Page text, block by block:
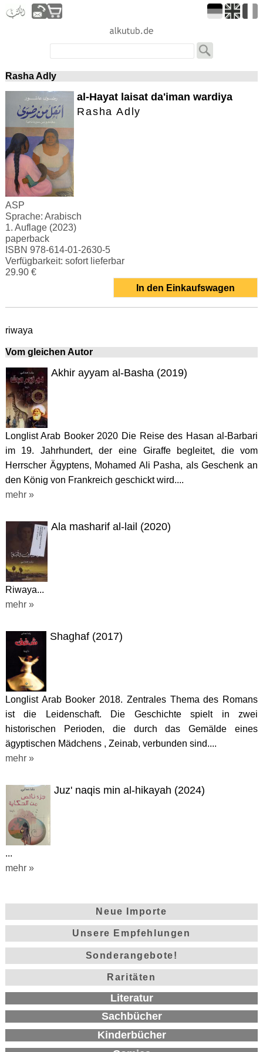
Rasha Adly
al-Hayat laisat da'iman wardiya
Rasha Adly
ASP
Sprache: Arabisch
1. Auflage (2023)
paperback
ISBN 978-614-01-2630-5
Verfügbarkeit: sofort lieferbar
29.90 €
In den Einkaufswagen
riwaya
Vom gleichen Autor
Akhir ayyam al-Basha (2019)
Longlist Arab Booker 2020 Die Reise des Hasan al-Barbari
im 19. Jahrhundert, der eine Giraffe begleitet, die vom
Herrscher Ägyptens, Mohamed Ali Pasha, als Geschenk an
den König von Frankreich geschickt wird....
mehr »
Ala masharif al-lail (2020)
Riwaya...
mehr »
Shaghaf (2017)
Longlist Arab Booker 2018. Zentrales Thema des Romans
ist die Leidenschaft. Die Geschichte spielt in zwei
historischen Perioden, die durch das Gemälde eines
ägyptischen Mädchens , Zeinab, verbunden sind....
mehr »
Juz' naqis min al-hikayah (2024)
...
mehr »
Neue Importe
Unsere Empfehlungen
Sonderangebote!
Raritäten
Literatur
Sachbücher
Kinderbücher